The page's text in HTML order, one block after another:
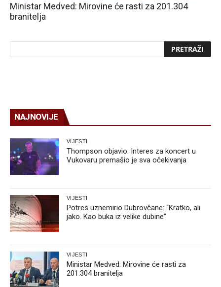
Ministar Medved: Mirovine će rasti za 201.304
branitelja
NAJNOVIJE
VIJESTI
Thompson objavio: Interes za koncert u
Vukovaru premašio je sva očekivanja
VIJESTI
Potres uznemirio Dubrovčane: “Kratko, ali
jako. Kao buka iz velike dubine”
VIJESTI
Ministar Medved: Mirovine će rasti za
201.304 branitelja